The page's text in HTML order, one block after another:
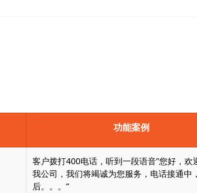
功能案例
客户拨打400电话，听到一段语音”您好，欢
我公司，我们将竭诚为您服务，电话接通中
后。。。“